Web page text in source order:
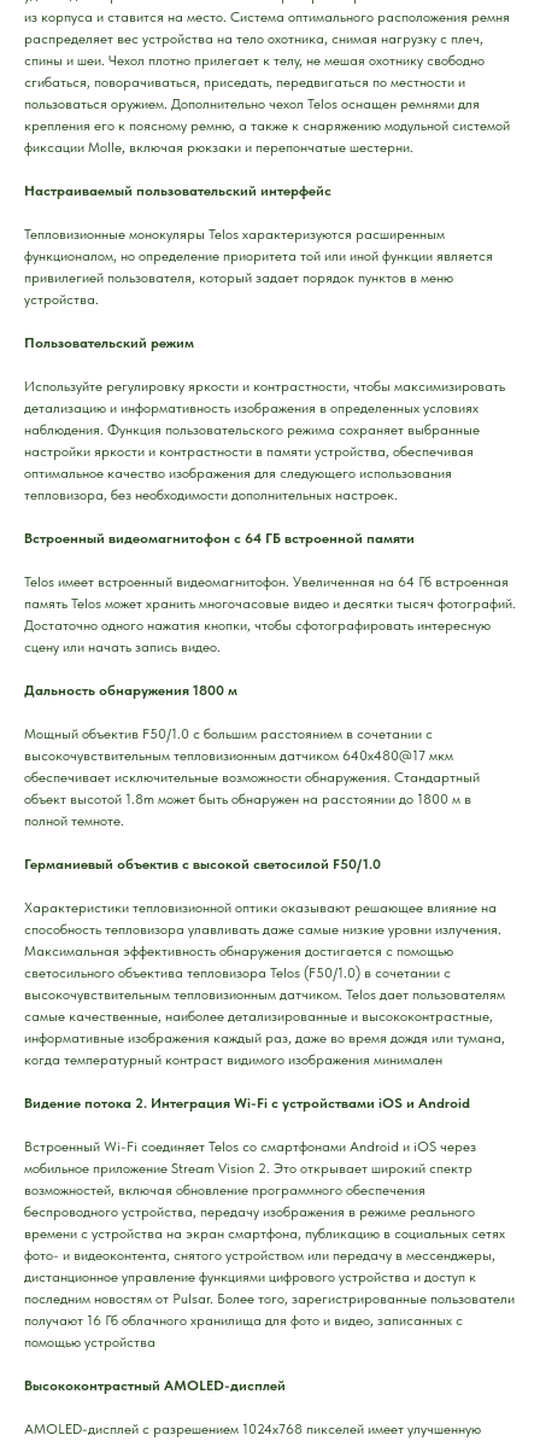
из корпуса и ставится на место. Система оптимального расположения ремня
распределяет вес устройства на тело охотника, снимая нагрузку с плеч,
спины и шеи. Чехол плотно прилегает к телу, не мешая охотнику свободно
сгибаться, поворачиваться, приседать, передвигаться по местности и
пользоваться оружием. Дополнительно чехол Telos оснащен ремнями для
крепления его к поясному ремню, а также к снаряжению модульной системой
фиксации Molle, включая рюкзаки и перепончатые шестерни.
Настраиваемый пользовательский интерфейс
Тепловизионные монокуляры Telos характеризуются расширенным
функционалом, но определение приоритета той или иной функции является
привилегией пользователя, который задает порядок пунктов в меню
устройства.
Пользовательский режим
Используйте регулировку яркости и контрастности, чтобы максимизировать
детализацию и информативность изображения в определенных условиях
наблюдения. Функция пользовательского режима сохраняет выбранные
настройки яркости и контрастности в памяти устройства, обеспечивая
оптимальное качество изображения для следующего использования
тепловизора, без необходимости дополнительных настроек.
Встроенный видеомагнитофон с 64 ГБ встроенной памяти
Telos имеет встроенный видеомагнитофон. Увеличенная на 64 Гб встроенная
память Telos может хранить многочасовые видео и десятки тысяч фотографий.
Достаточно одного нажатия кнопки, чтобы сфотографировать интересную
сцену или начать запись видео.
Дальность обнаружения 1800 м
Мощный объектив F50/1.0 с большим расстоянием в сочетании с
высокочувствительным тепловизионным датчиком 640x480@17 мкм
обеспечивает исключительные возможности обнаружения. Стандартный
объект высотой 1.8m может быть обнаружен на расстоянии до 1800 м в
полной темноте.
Германиевый объектив с высокой светосилой F50/1.0
Характеристики тепловизионной оптики оказывают решающее влияние на
способность тепловизора улавливать даже самые низкие уровни излучения.
Максимальная эффективность обнаружения достигается с помощью
светосильного объектива тепловизора Telos (F50/1.0) в сочетании с
высокочувствительным тепловизионным датчиком. Telos дает пользователям
самые качественные, наиболее детализированные и высококонтрастные,
информативные изображения каждый раз, даже во время дождя или тумана,
когда температурный контраст видимого изображения минимален
Видение потока 2. Интеграция Wi-Fi с устройствами iOS и Android
Встроенный Wi-Fi соединяет Telos со смартфонами Android и iOS через
мобильное приложение Stream Vision 2. Это открывает широкий спектр
возможностей, включая обновление программного обеспечения
беспроводного устройства, передачу изображения в режиме реального
времени с устройства на экран смартфона, публикацию в социальных сетях
фото- и видеоконтента, снятого устройством или передачу в мессенджеры,
дистанционное управление функциями цифрового устройства и доступ к
последним новостям от Pulsar. Более того, зарегистрированные пользователи
получают 16 Гб облачного хранилища для фото и видео, записанных с
помощью устройства
Высококонтрастный AMOLED-дисплей
AMOLED-дисплей с разрешением 1024x768 пикселей имеет улучшенную